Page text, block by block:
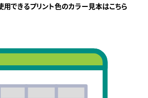
用できるプリント色のカラー見本はこちら